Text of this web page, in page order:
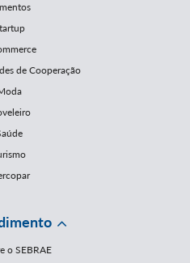
de Cooperação
o SEBRAE